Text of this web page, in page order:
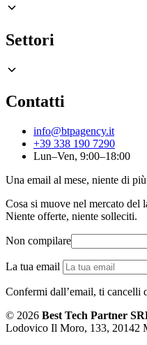
Settori
Contatti
info@btpagency.it
+39 338 190 7290
Lun–Ven, 9:00–18:00
Una email al mese, niente di più
Cosa si muove nel mercato del
Niente offerte, niente solleciti.
Non compilare
La tua email
Confermi dall’email, ti cancelli
© 2026 Best Tech Partner
Lodovico Il Moro, 133, 20142